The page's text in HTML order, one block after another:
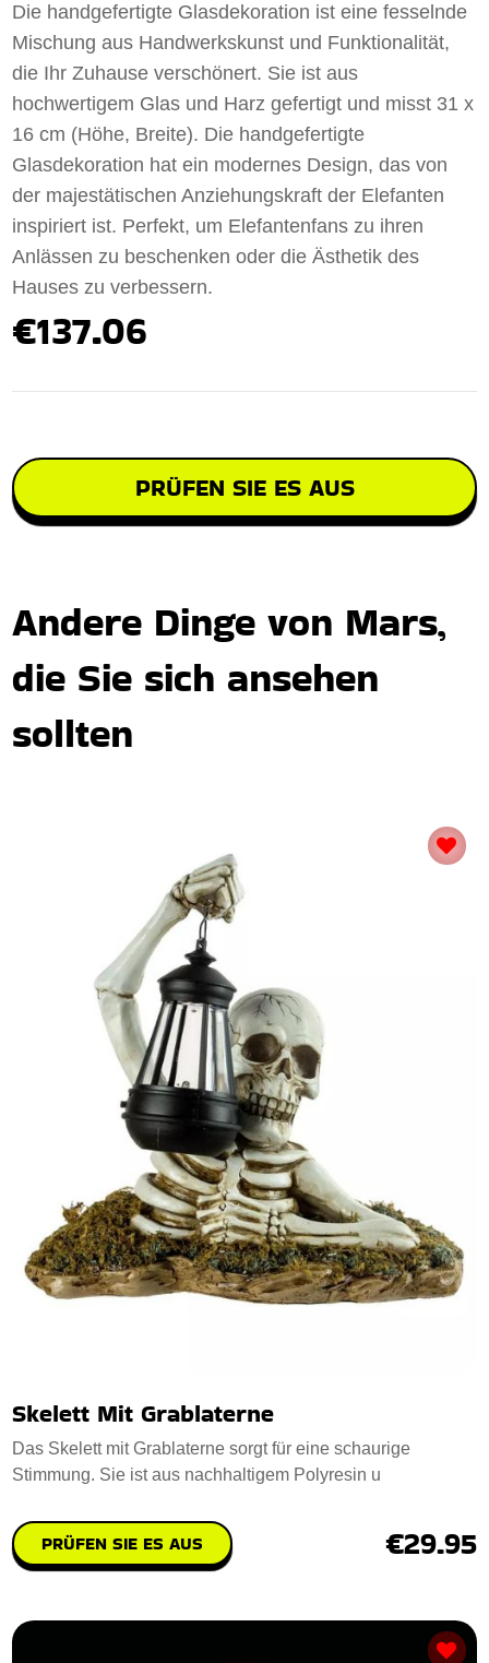
Die handgefertigte Glasdekoration ist eine fesselnde
Mischung aus Handwerkskunst und Funktionalität,
die Ihr Zuhause verschönert. Sie ist aus
hochwertigem Glas und Harz gefertigt und misst 31 x
16 cm (Höhe, Breite). Die handgefertigte
Glasdekoration hat ein modernes Design, das von
der majestätischen Anziehungskraft der Elefanten
inspiriert ist. Perfekt, um Elefantenfans zu ihren
Anlässen zu beschenken oder die Ästhetik des
Hauses zu verbessern.
€137.06
PRÜFEN SIE ES AUS
Andere Dinge von Mars,
die Sie sich ansehen
sollten
Skelett Mit Grablaterne
Das Skelett mit Grablaterne sorgt für eine schaurige
Stimmung. Sie ist aus nachhaltigem Polyresin u
PRÜFEN SIE ES AUS €29.95